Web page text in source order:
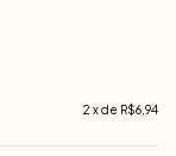
2 x de R$6,94